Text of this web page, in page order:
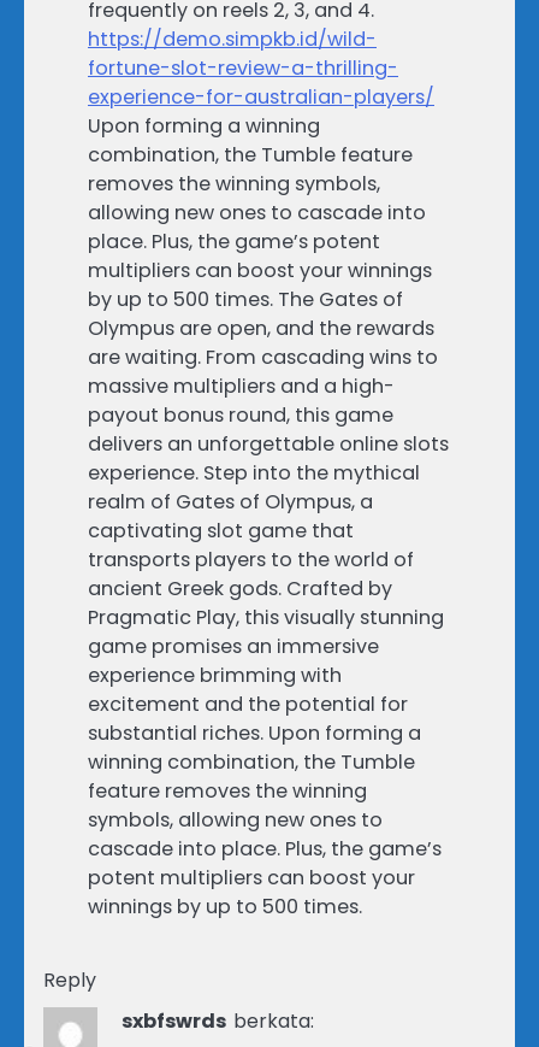
frequently on reels 2, 3, and 4.
https://demo.simpkb.id/wild-
fortune-slot-review-a-thrilling-
experience-for-australian-players/
Upon forming a winning
combination, the Tumble feature
removes the winning symbols,
allowing new ones to cascade into
place. Plus, the game’s potent
multipliers can boost your winnings
by up to 500 times. The Gates of
Olympus are open, and the rewards
are waiting. From cascading wins to
massive multipliers and a high-
payout bonus round, this game
delivers an unforgettable online slots
experience. Step into the mythical
realm of Gates of Olympus, a
captivating slot game that
transports players to the world of
ancient Greek gods. Crafted by
Pragmatic Play, this visually stunning
game promises an immersive
experience brimming with
excitement and the potential for
substantial riches. Upon forming a
winning combination, the Tumble
feature removes the winning
symbols, allowing new ones to
cascade into place. Plus, the game’s
potent multipliers can boost your
winnings by up to 500 times.
Reply
sxbfswrds berkata: